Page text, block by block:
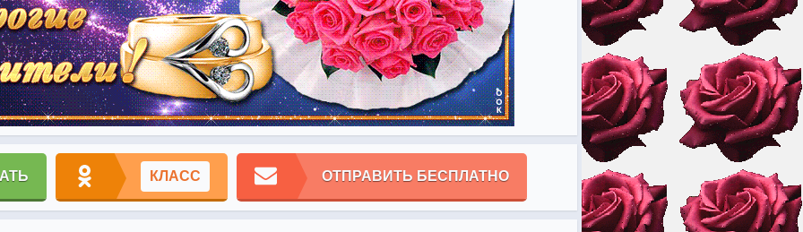
КЛАСС ОТПРАВИТЬ БЕСПЛАТНО